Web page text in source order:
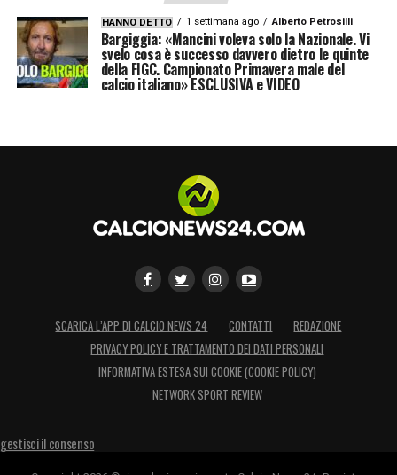
LA PLAYLIST DELLE NOSTRE TOP NEWS
HANNO DETTO 1 settimana ago Alberto Petrosilli
Bargiggia: «Mancini voleva solo la Nazionale. Vi
svelo cosa è successo davvero dietro le quinte
della FIGC. Campionato Primavera male del
calcio italiano» ESCLUSIVA e VIDEO
SCARICA L’APP DI CALCIO NEWS 24 CONTATTI
REDAZIONE
PRIVACY POLICY E TRATTAMENTO DEI DATI PERSONALI
INFORMATIVA ESTESA SUI COOKIE (COOKIE POLICY)
NETWORK SPORT REVIEW
gestisci il consenso